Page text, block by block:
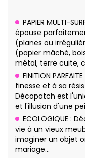
PAPIER MULTI-
épouse
(planes ou
(papier mâché,
métal, terre cuite,
FINITION
finesse et à sa
Décopatch est
et l'illusion d'une
ECOLOGIQUE :
vie à un vieux
imaginer un objet
mariage…